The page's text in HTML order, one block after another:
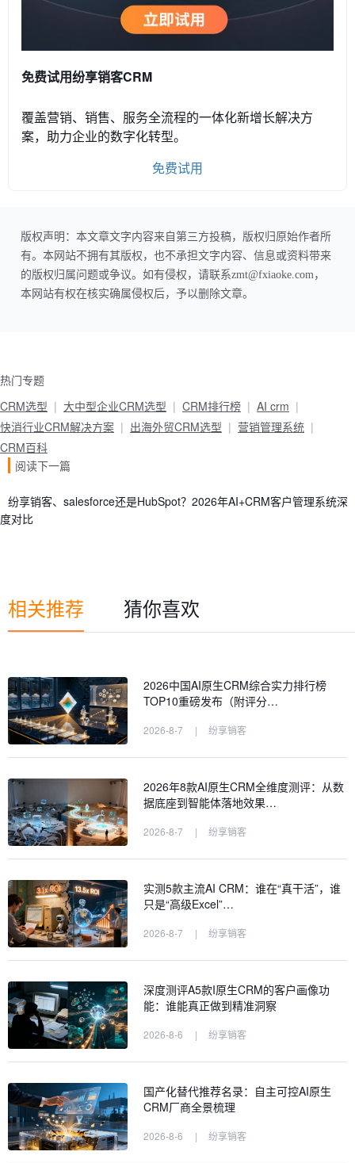
免费试用纷享销客CRM
覆盖营销、销售、服务全流程的一体化新增长解决方
案，助力企业的数字化转型。
免费试用
版权声明：本文章文字内容来自第三方投稿，版权归原始作者所
有。本网站不拥有其版权，也不承担文字内容、信息或资料带来
的版权归属问题或争议。如有侵权，请联系zmt@fxiaoke.com，
本网站有权在核实确属侵权后，予以删除文章。
热门专题
CRM选型
大中型企业CRM选型 CRM排行榜
AI crm
快消行业CRM解决方案
出海外贸CRM选型
营销管理系统
CRM百科
阅读下一篇
纷享销客、salesforce还是HubSpot？2026年AI+CRM客户管理系统深
度对比
相关推荐 猜你喜欢
2026中国AI原生CRM综合实力排行榜
TOP10重磅发布（附评分…
2026-8-7 | 纷享销客
2026年8款AI原生CRM全维度测评：从数
据底座到智能体落地效果…
2026-8-7 | 纷享销客
实测5款主流AI CRM：谁在“真干活”，谁
只是“高级Excel”…
2026-8-7 | 纷享销客
深度测评A5款I原生CRM的客户画像功
能：谁能真正做到精准洞察
2026-8-6 | 纷享销客
国产化替代推荐名录：自主可控AI原生
CRM厂商全景梳理
2026-8-6 | 纷享销客